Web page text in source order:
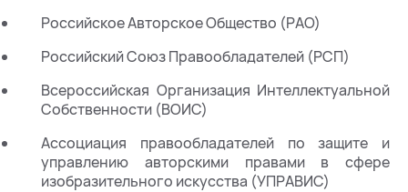
Российское Авторское Общество (РАО)
Российский Союз Правообладателей (РСП)
Всероссийская Организация Интеллектуальной
Собственности (ВОИС)
Ассоциация правообладателей по защите и
управлению авторскими правами в сфере
изобразительного искусства (УПРАВИС)